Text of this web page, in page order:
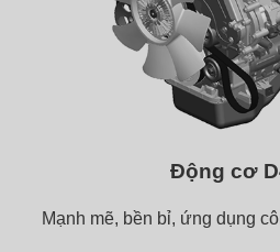
Động cơ
Mạnh mẽ, bền bỉ, ứng dụng